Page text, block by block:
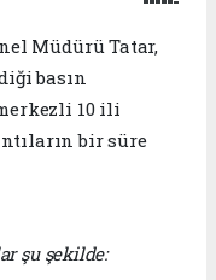
Müdürü Tatar,
basın
10 ili
bir süre
şu şekilde: